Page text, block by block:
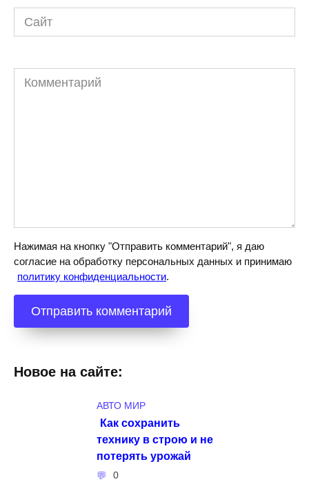
Сайт
Комментарий
Нажимая на кнопку "Отправить комментарий", я даю
согласие на обработку персональных данных и принимаю
политику конфиденциальности.
Новое на сайте:
АВТО МИР
Как сохранить
технику в строю и не
потерять урожай
0